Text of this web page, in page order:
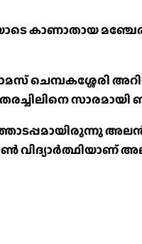
കാണാതായ
ചെമ്പകശ്ശേരി
സാരമായി